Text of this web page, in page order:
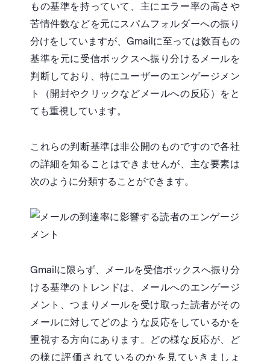
もの基準を持っていて、主にエラー率の高さや
苦情件数などを元にスパムフォルダーへの振り
分けをしていますが、Gmailに至っては数百もの
基準を元に受信ボックスへ振り分けるメールを
判断しており、特にユーザーのエンゲージメン
ト（開封やクリックなどメールへの反応）をと
ても重視しています。
これらの判断基準は非公開のものですので各社
の詳細を知ることはできませんが、主な要素は
次のように分類することができます。
Gmailに限らず、メールを受信ボックスへ振り分
ける基準のトレンドは、メールへのエンゲージ
メント、つまりメールを受け取った読者がその
メールに対してどのような反応をしているかを
重視する方向にあります。どの様な反応が、ど
の様に評価されているのかを見ていきましょ